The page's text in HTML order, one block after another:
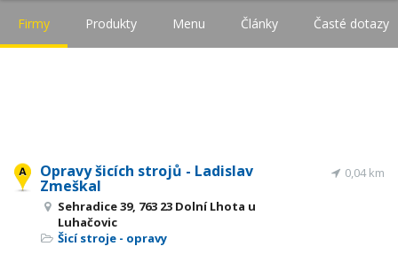
Firmy Produkty Menu Články Časté dotazy
Opravy šicích strojů - Ladislav
Zmeškal
Sehradice 39, 763 23 Dolní Lhota u
Luhačovic
Šicí stroje - opravy
0,04 km